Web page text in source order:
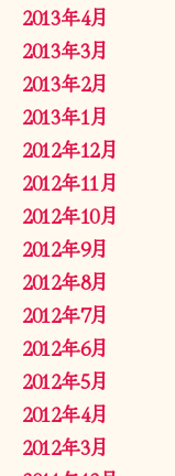
2013年4月
2013年3月
2013年2月
2013年1月
2012年12月
2012年11月
2012年10月
2012年9月
2012年8月
2012年7月
2012年6月
2012年5月
2012年4月
2012年3月